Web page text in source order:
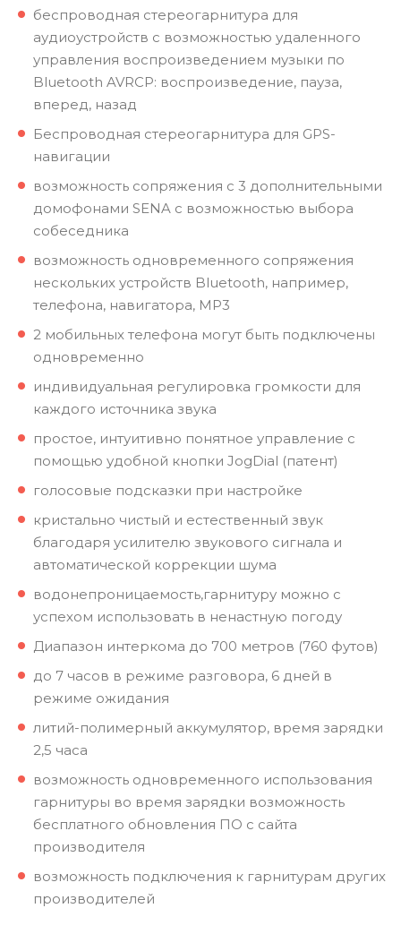
беспроводная стереогарнитура для
аудиоустройств с возможностью удаленного
управления воспроизведением музыки по
Bluetooth AVRCP: воспроизведение, пауза,
вперед, назад
Беспроводная стереогарнитура для GPS-
навигации
возможность сопряжения с 3 дополнительными
домофонами SENA с возможностью выбора
собеседника
возможность одновременного сопряжения
нескольких устройств Bluetooth, например,
телефона, навигатора, MP3
2 мобильных телефона могут быть подключены
одновременно
индивидуальная регулировка громкости для
каждого источника звука
простое, интуитивно понятное управление с
помощью удобной кнопки JogDial (патент)
голосовые подсказки при настройке
кристально чистый и естественный звук
благодаря усилителю звукового сигнала и
автоматической коррекции шума
водонепроницаемость,гарнитуру можно с
успехом использовать в ненастную погоду
Диапазон интеркома до 700 метров (760 футов)
до 7 часов в режиме разговора, 6 дней в
режиме ожидания
литий-полимерный аккумулятор, время зарядки
2,5 часа
возможность одновременного использования
гарнитуры во время зарядки возможность
бесплатного обновления ПО с сайта
производителя
возможность подключения к гарнитурам других
производителей